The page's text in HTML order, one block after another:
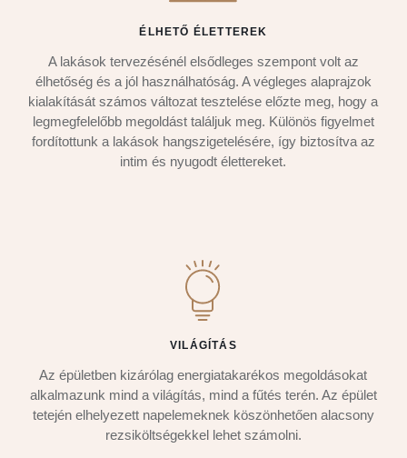
ÉLHETŐ ÉLETTEREK
A lakások tervezésénél elsődleges szempont volt az
élhetőség és a jól használhatóság. A végleges alaprajzok
kialakítását számos változat tesztelése előzte meg, hogy a
legmegfelelőbb megoldást találjuk meg. Különös figyelmet
fordítottunk a lakások hangszigetelésére, így biztosítva az
intim és nyugodt élettereket.
VILÁGÍTÁS
Az épületben kizárólag energiatakarékos megoldásokat
alkalmazunk mind a világítás, mind a fűtés terén. Az épület
tetején elhelyezett napelemeknek köszönhetően alacsony
rezsiköltségekkel lehet számolni.